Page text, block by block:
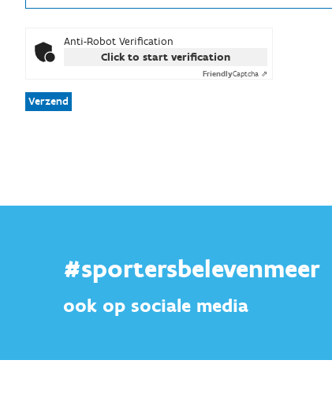
Anti-Robot Verification
Click to start verification
FriendlyCaptcha ⇗
Verzend
#sportersbelevenmeer
ook op sociale media